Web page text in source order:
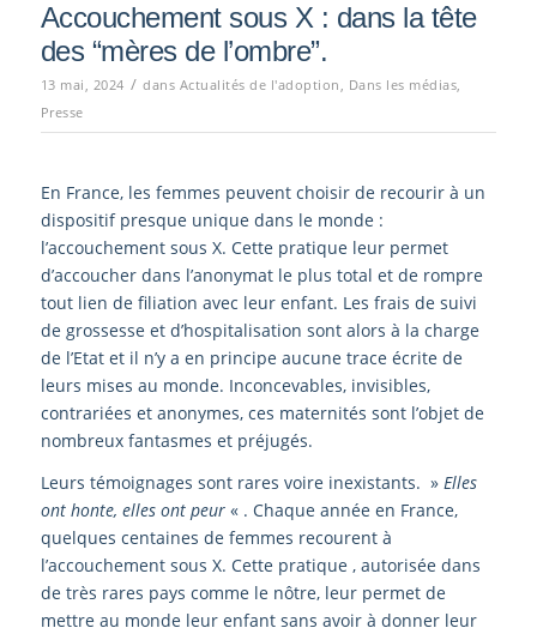
Accouchement sous X : dans la tête
des “mères de l’ombre”.
13 mai, 2024 / dans Actualités de l'adoption , Dans les médias,
Presse
En France, les femmes peuvent choisir de recourir à un
dispositif presque unique dans le monde :
l’accouchement sous X. Cette pratique leur permet
d’accoucher dans l’anonymat le plus total et de rompre
tout lien de filiation avec leur enfant. Les frais de suivi
de grossesse et d’hospitalisation sont alors à la charge
de l’Etat et il n’y a en principe aucune trace écrite de
leurs mises au monde. Inconcevables, invisibles,
contrariées et anonymes, ces maternités sont l’objet de
nombreux fantasmes et préjugés.
Leurs témoignages sont rares voire inexistants. » Elles
ont honte, elles ont peur« . Chaque année en France,
quelques centaines de femmes recourent à
l’accouchement sous X. Cette pratique , autorisée dans
de très rares pays comme le nôtre, leur permet de
mettre au monde leur enfant sans avoir à donner leur